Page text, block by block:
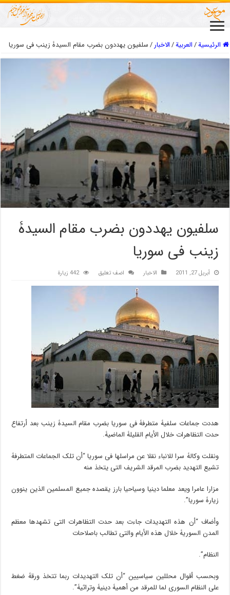
الرئيسية/العربیة/الاخبار/سلفیون یهددون بضرب مقام السیدۀ زینب فی سوریا
سلفیون یهددون بضرب مقام السیدۀ
زینب فی سوریا
أبريل 27, 2011 الاخبار اضف تعليق 442 زيارة
هددت جماعات سلفیۀ متطرفۀ فی سوریا بضرب مقام السیدۀ زینب بعد أرتفاع
حدت التظاهرات خلال الأیام القلیلۀ الماضیۀ.
ونقلت وکالۀ سرا للانباء نقلا عن مراسلها فی سوریا “أن تلک الجماعات المتطرفۀ
تشیع التهدید بضرب المرقد الشریف التی یتخذ منه
مزارا عامرا ویعد معلما دینیا وسیاحیا بارز یقصده جمیع المسلمین الذین ینوون
زیارۀ سوریا”.
وأضاف “أن هذه التهدیدات جاءت بعد حدت التظاهرات التی تشهدها معظم
المدن السوریۀ خلال هذه الأیام والتی تطالب باصلاحات
النظام”.
وبحسب أقوال محللین سیاسیین “أن تلک التهدیدات ربما تتخذ ورقۀ ضغط
على النظام السوری لما للمرقد من أهمیۀ دینیۀ وتراثیۀ”.